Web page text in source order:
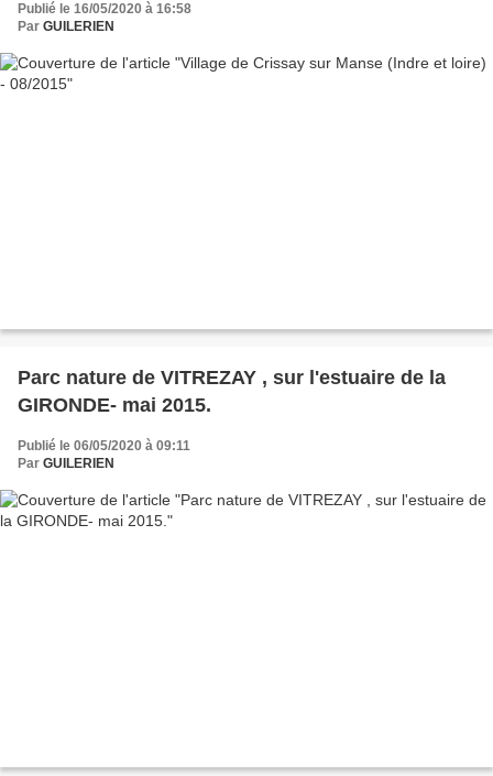
Publié le 16/05/2020 à 16:58
Par GUILERIEN
Parc nature de VITREZAY , sur l'estuaire de la
GIRONDE- mai 2015.
Publié le 06/05/2020 à 09:11
Par GUILERIEN